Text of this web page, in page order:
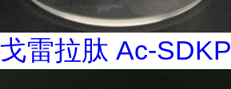
戈雷拉肽 Ac-SDKP